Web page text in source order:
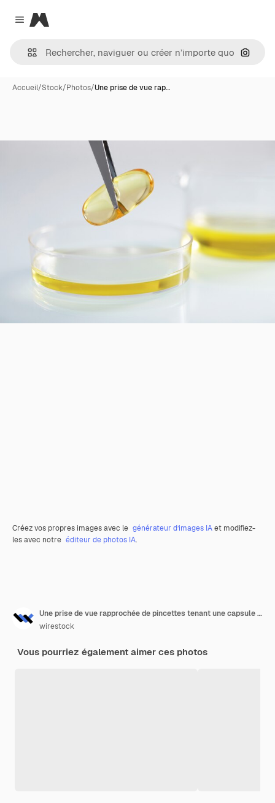
Close menu
Magnific
Accueil/Stock/Photos/Une prise de vue rap…
Créez vos propres images avec le générateur d’images IAet modifiez-
les avec notre éditeur de photos IA.
Une prise de vue rapprochée de pincettes tenant une capsule jaune transparente sur un liquide jaune dans un récipient en verre dans un laboratoire
wirestock
Vous pourriez également aimer ces photos